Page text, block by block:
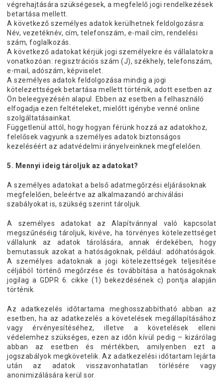
végrehajtására szükségesek, a megfelelő jogi rendelkezések
betartása mellett.
A következő személyes adatok kerülhetnek feldolgozásra:
Név, vezetéknév, cím, telefonszám, e-mail cím, rendelési
szám, foglalkozás.
A következő adatokat kérjük jogi személyekre és vállalatokra
vonatkozóan: regisztrációs szám (J), székhely, telefonszám,
e-mail, adószám, képviselet.
A személyes adatok feldolgozása mindig a jogi
kötelezettségek betartása mellett történik, adott esetben az
Ön beleegyezésén alapul. Ebben az esetben a felhasználó
elfogadja ezen feltételeket, mielőtt igénybe venné online
szolgáltatásainkat.
Függetlenül attól, hogy hogyan férünk hozzá az adatokhoz,
felelősek vagyunk a személyes adatok biztonságos
kezeléséért az adatvédelmi irányelveinknek megfelelően.
5. Mennyi ideig tároljuk az adatokat?
A személyes adatokat a belső adatmegőrzési eljárásoknak
megfelelően, beleértve az alkalmazandó archiválási
szabályokat is, szükség szerint tároljuk.
A személyes adatokat az Alapítvánnyal való kapcsolat
megszűnéséig tároljuk, kivéve, ha törvényes kötelezettséget
vállalunk az adatok tárolására, annak érdekében, hogy
bemutassuk azokat a hatóságoknak, például: adóhatóságok.
A személyes adatoknak a jogi kötelezettségek teljesítése
céljából történő megőrzése és továbbítása a hatóságoknak
jogilag a GDPR 6. cikke (1) bekezdésének c) pontja alapján
történik.
Az adatkezelés időtartama meghosszabbítható abban az
esetben, ha az adatkezelés a követelések megállapításához
vagy érvényesítéséhez, illetve a követelések elleni
védelemhez szükséges, ezen az időn kívül pedig – kizárólag
abban az esetben és mértékben, amilyenben ezt a
jogszabályok megkövetelik. Az adatkezelési időtartam lejárta
után az adatok visszavonhatatlan törlésére vagy
anonimizálására kerül sor.